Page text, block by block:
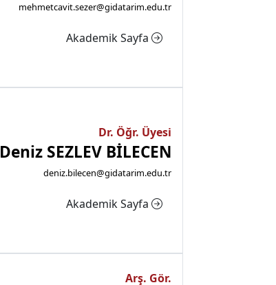
mehmetcavit.sezer@gidatarim.edu.tr
Akademik Sayfa
Dr. Öğr. Üyesi
Deniz SEZLEV BİLECEN
deniz.bilecen@gidatarim.edu.tr
Akademik Sayfa
Arş. Gör.